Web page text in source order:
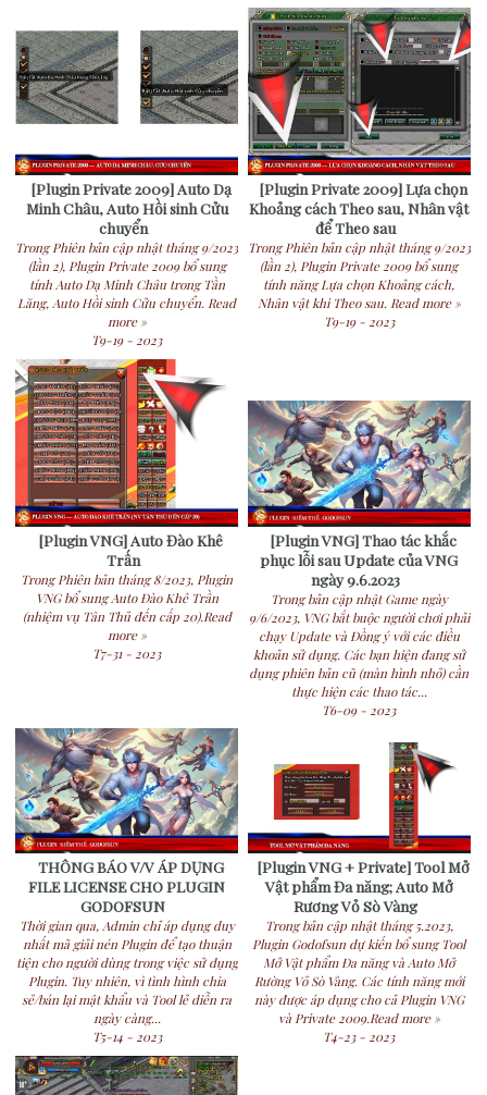
[Plugin Private 2009] Auto Dạ
Minh Châu, Auto Hồi sinh Cửu
chuyển
Trong Phiên bản cập nhật tháng 9/2023
(lần 2), Plugin Private 2009 bổ sung
tính Auto Dạ Minh Châu trong Tần
Lăng, Auto Hồi sinh Cửu chuyển. Read
more »
T9-19 - 2023
[Plugin Private 2009] Lựa chọn
Khoảng cách Theo sau, Nhân vật
để Theo sau
Trong Phiên bản cập nhật tháng 9/2023
(lần 2), Plugin Private 2009 bổ sung
tính năng Lựa chọn Khoảng cách,
Nhân vật khi Theo sau. Read more »
T9-19 - 2023
[Plugin VNG] Auto Đào Khê
Trấn
Trong Phiên bản tháng 8/2023, Plugin
VNG bổ sung Auto Đào Khê Trần
(nhiệm vụ Tân Thủ đến cấp 20).Read
more »
T7-31 - 2023
[Plugin VNG] Thao tác khắc
phục lỗi sau Update của VNG
ngày 9.6.2023
Trong bản cập nhật Game ngày
9/6/2023, VNG bắt buộc người chơi phải
chạy Update và Đồng ý với các điều
khoản sử dụng. Các bạn hiện đang sử
dụng phiên bản cũ (màn hình nhỏ) cần
thực hiện các thao tác...
T6-09 - 2023
THÔNG BÁO V/V ÁP DỤNG
FILE LICENSE CHO PLUGIN
GODOFSUN
Thời gian qua, Admin chỉ áp dụng duy
nhất mã giải nén Plugin để tạo thuận
tiện cho người dùng trong việc sử dụng
Plugin. Tuy nhiên, vì tình hình chia
sẻ/bán lại mật khẩu và Tool lẻ diễn ra
ngày càng...
T5-14 - 2023
[Plugin VNG + Private] Tool Mở
Vật phẩm Đa năng; Auto Mở
Rương Vỏ Sò Vàng
Trong bản cập nhật tháng 5.2023,
Plugin Godofsun dự kiến bổ sung Tool
Mở Vật phẩm Đa năng và Auto Mở
Rường Vỏ Sò Vàng. Các tính năng mới
này được áp dụng cho cả Plugin VNG
và Private 2009.Read more »
T4-23 - 2023